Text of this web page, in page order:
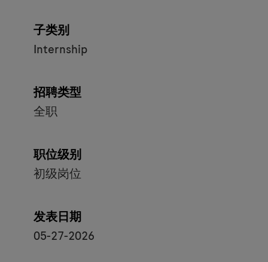
子类别
Internship
招聘类型
全职
职位级别
初级岗位
发表日期
05-27-2026